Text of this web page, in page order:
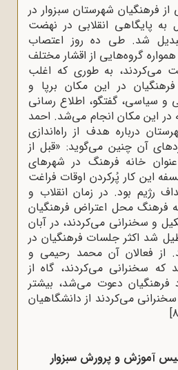
فرهنگیان شهرستان سبزوار در
پایگاهی انقلابی در نهضت
شد. طی ده روز اعتصاب
گروه‌هایی از اقشار مختلف
می‌کردند، به طوری که اغلب
در این مکان برپا و
و سیاسی، گفتگو، اطلاع رسانی
در این مکان انجام می‌شد. احمد
درباره هدف از راه‌اندازی
آن چنین می‌گوید: «قبل از
خانه فرهنگ در شهرهای
این کار پُرکردن اوقات فراغت
رژیم بود. در زمان انقلاب و
56 و 57 خانه فرهنگ محل اعتراض فرهنگیان
و سخنرانی می‌کردند، در آبان
تعطیل شد اکثر جلسات فرهنگیان در
از فعالان آن محمد رحیمی و
که سخنرانی می‌کردند، گاه از
فرهنگیان دعوت می‌شد، بیشتر
می‌کردند از دانشگاهیان
آموزش و پرورش سبزوار